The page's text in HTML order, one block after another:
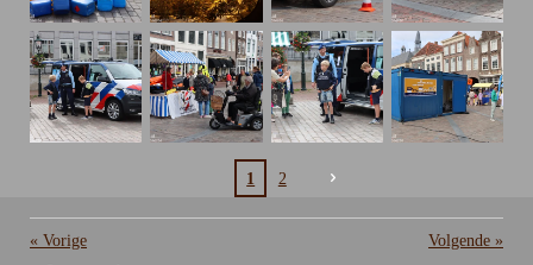
1 2
« Vorige Volgende »